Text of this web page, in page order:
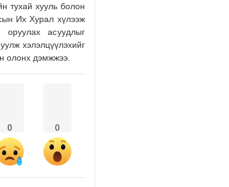
тухай хууль болон
Их Хурал хүлээж
оруулах асуудлыг
хэлэлцүүлэхийг
олонх дэмжжээ.
0 0